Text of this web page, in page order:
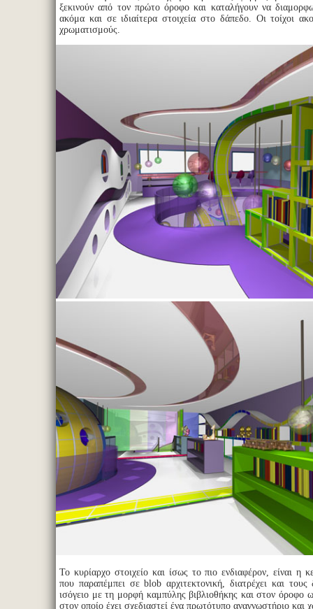
ξεκινούν από τον πρώτο όροφο και καταλήγουν να
ακόμα και σε ιδιαίτερα στοιχεία στο δάπεδο. Οι τοίχοι
χρωματισμούς.
Το κυρίαρχο στοιχείο και ίσως το πιο ενδιαφέρον, είναι η
που παραπέμπει σε blob αρχιτεκτονική, διατρέχει και
ισόγειο με τη μορφή καμπύλης βιβλιοθήκης και στον όροφο
στον οποίο έχει σχεδιαστεί ένα πρωτότυπο αναγνωστήριο και